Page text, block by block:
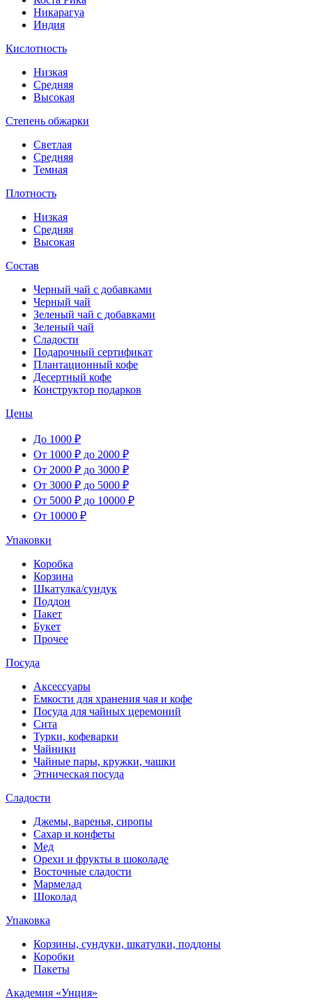
Никарагуа
Индия
Кислотность
Низкая
Средняя
Высокая
Степень обжарки
Светлая
Средняя
Темная
Плотность
Низкая
Средняя
Высокая
Состав
Черный чай с добавками
Черный чай
Зеленый чай с добавками
Зеленый чай
Сладости
Подарочный сертификат
Плантационный кофе
Десертный кофе
Конструктор подарков
Цены
До 1000 ₽
От 1000 ₽ до 2000 ₽
От 2000 ₽ до 3000 ₽
От 3000 ₽ до 5000 ₽
От 5000 ₽ до 10000 ₽
От 10000 ₽
Упаковки
Коробка
Корзина
Шкатулка/сундук
Поддон
Пакет
Букет
Прочее
Посуда
Аксессуары
Емкости для хранения чая и кофе
Посуда для чайных церемоний
Сита
Турки, кофеварки
Чайники
Чайные пары, кружки, чашки
Этническая посуда
Сладости
Джемы, варенья, сиропы
Сахар и конфеты
Мед
Орехи и фрукты в шоколаде
Восточные сладости
Мармелад
Шоколад
Упаковка
Корзины, сундуки, шкатулки, поддоны
Коробки
Пакеты
Академия «Унция»